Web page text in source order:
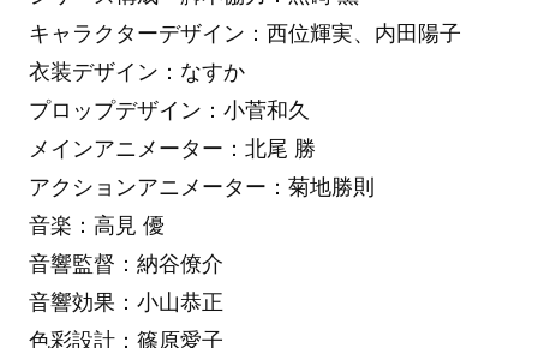
キャラクターデザイン：西位輝実、内田陽子
衣装デザイン：なすか
プロップデザイン：小菅和久
メインアニメーター：北尾 勝
アクションアニメーター：菊地勝則
音楽：高見 優
音響監督：納谷僚介
音響効果：小山恭正
色彩設計：篠原愛子